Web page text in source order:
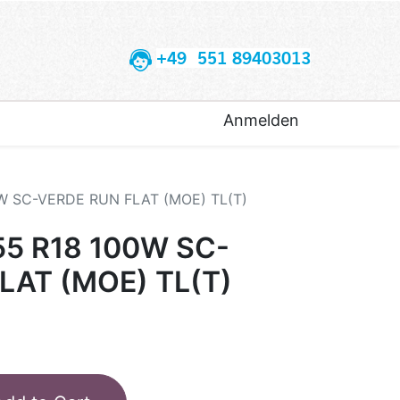
+49 551 89403013
Anmelden
SC-VERDE RUN FLAT (MOE) TL(T)
R18 100W SC-
(MOE) TL(T)